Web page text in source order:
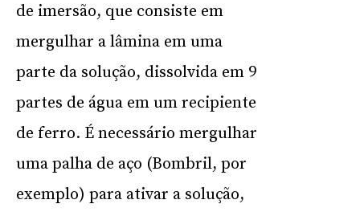
de imersão, que consiste em
mergulhar a lâmina em uma
parte da solução, dissolvida em 9
partes de água em um recipiente
de ferro. É necessário mergulhar
uma palha de aço (Bombril, por
exemplo) para ativar a solução,